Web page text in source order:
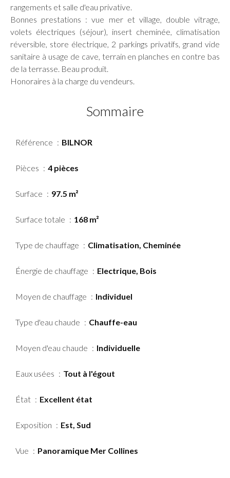
rangements et salle d'eau privative.
Bonnes prestations : vue mer et village, double vitrage,
volets électriques (séjour), insert cheminée, climatisation
réversible, store électrique, 2 parkings privatifs, grand vide
sanitaire à usage de cave, terrain en planches en contre bas
de la terrasse. Beau produit.
Honoraires à la charge du vendeurs.
Sommaire
Référence BILNOR
Pièces 4 pièces
Surface 97.5 m²
Surface totale 168 m²
Type de chauffage Climatisation, Cheminée
Énergie de chauffage Electrique, Bois
Moyen de chauffage Individuel
Type d'eau chaude Chauffe-eau
Moyen d'eau chaude Individuelle
Eaux usées Tout à l'égout
État Excellent état
Exposition Est, Sud
Vue Panoramique Mer Collines